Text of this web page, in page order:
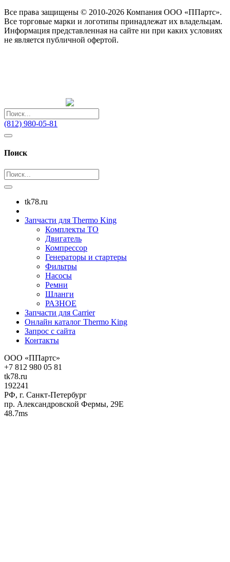
Все права защищены © 2010-2026 Компания ООО «ППартс».
Все торговые марки и логотипы принадлежат их владельцам.
Информация представленная на сайте ни при каких условиях
не является публичной офертой.
(812) 980-05-81
Поиск
tk78.ru
Запчасти для Thermo King
Комплекты ТО
Двигатель
Компрессор
Генераторы и стартеры
Фильтры
Насосы
Ремни
Шланги
РАЗНОЕ
Запчасти для Carrier
Онлайн каталог Thermo King
Запрос с сайта
Контакты
ООО «ППартс»
+7 812 980 05 81
tk78.ru
192241
РФ, г. Санкт-Петербург
пр. Александровской Фермы, 29Е
48.7ms